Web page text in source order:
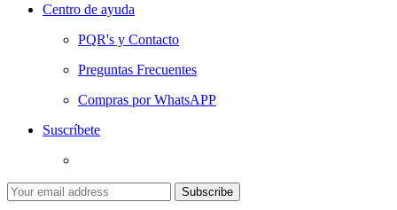
Centro de ayuda
PQR's y Contacto
Preguntas Frecuentes
Compras por WhatsAPP
Suscríbete